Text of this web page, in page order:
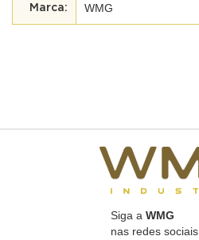
WMG
Siga a WMG
nas redes sociais